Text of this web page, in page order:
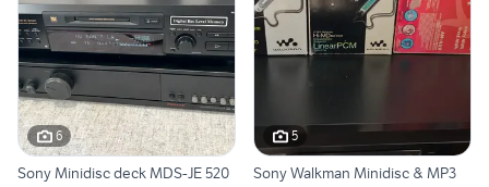
6
Sony Minidisc deck MDS-JE 520
5
Sony Walkman Minidisc & MP3